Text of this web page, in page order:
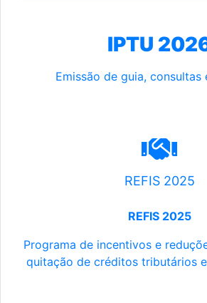
IPTU
Emissão de guia, consultas
REFIS 2025
REFIS 2025
Programa de incentivos e
quitação de créditos tributários